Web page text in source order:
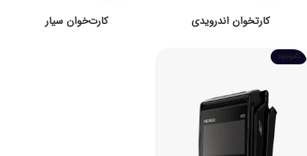
کارتخوان اندرویدی کارت‌خوان سیار
ناموجود